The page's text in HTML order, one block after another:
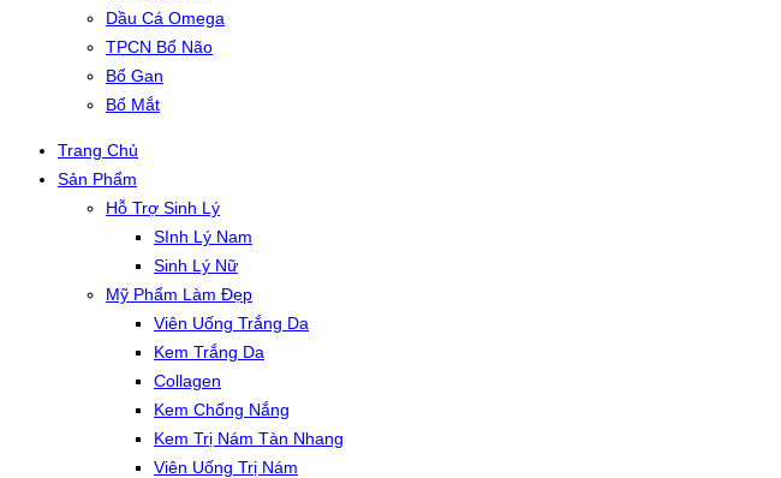
Dầu Cá Omega
TPCN Bổ Não
Bổ Gan
Bổ Mắt
Trang Chủ
Sản Phẩm
Hỗ Trợ Sinh Lý
SInh Lý Nam
Sinh Lý Nữ
Mỹ Phẩm Làm Đẹp
Viên Uống Trắng Da
Kem Trắng Da
Collagen
Kem Chống Nắng
Kem Trị Nám Tàn Nhang
Viên Uống Trị Nám